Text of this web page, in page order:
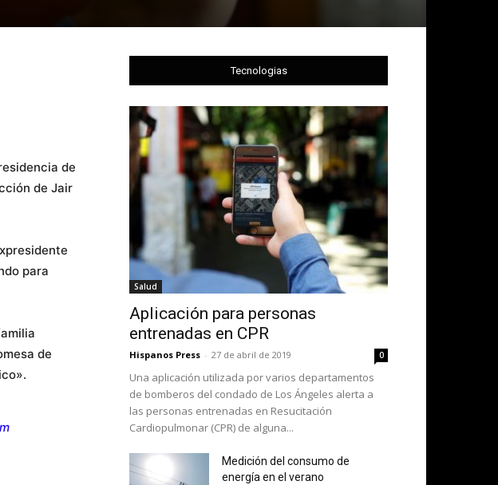
de
de Jair
para
de
Tecnologias
Salud
Aplicación para personas
entrenadas en CPR
Hispanos Press - 27 de abril de 2019 0
Una aplicación utilizada por varios departamentos
de bomberos del condado de Los Ángeles alerta a
las personas entrenadas en Resucitación
Cardiopulmonar (CPR) de alguna...
Medición del consumo de
energía en el verano